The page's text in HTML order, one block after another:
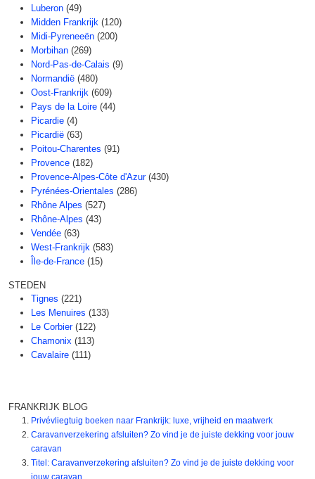
Luberon (49)
Midden Frankrijk (120)
Midi-Pyreneeën (200)
Morbihan (269)
Nord-Pas-de-Calais (9)
Normandië (480)
Oost-Frankrijk (609)
Pays de la Loire (44)
Picardie (4)
Picardië (63)
Poitou-Charentes (91)
Provence (182)
Provence-Alpes-Côte d'Azur (430)
Pyrénées-Orientales (286)
Rhône Alpes (527)
Rhône-Alpes (43)
Vendée (63)
West-Frankrijk (583)
Île-de-France (15)
STEDEN
Tignes (221)
Les Menuires (133)
Le Corbier (122)
Chamonix (113)
Cavalaire (111)
FRANKRIJK BLOG
Privévliegtuig boeken naar Frankrijk: luxe, vrijheid en maatwerk
Caravanverzekering afsluiten? Zo vind je de juiste dekking voor jouw
caravan
Titel: Caravanverzekering afsluiten? Zo vind je de juiste dekking voor
jouw caravan